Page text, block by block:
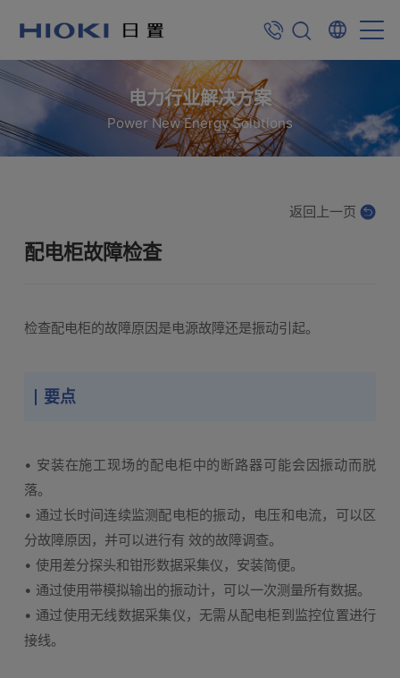
电力行业解决方案
Power New Energy Solutions
配电柜故障检查
返回上一页
检查配电柜的故障原因是电源故障还是振动引起。
要点
• 安装在施工现场的配电柜中的断路器可能会因振动而脱
落。
• 通过长时间连续监测配电柜的振动，电压和电流，可以区
分故障原因，并可以进行有 效的故障调查。
• 使用差分探头和钳形数据采集仪，安装简便。
• 通过使用带模拟输出的振动计，可以一次测量所有数据。
• 通过使用无线数据采集仪，无需从配电柜到监控位置进行
接线。